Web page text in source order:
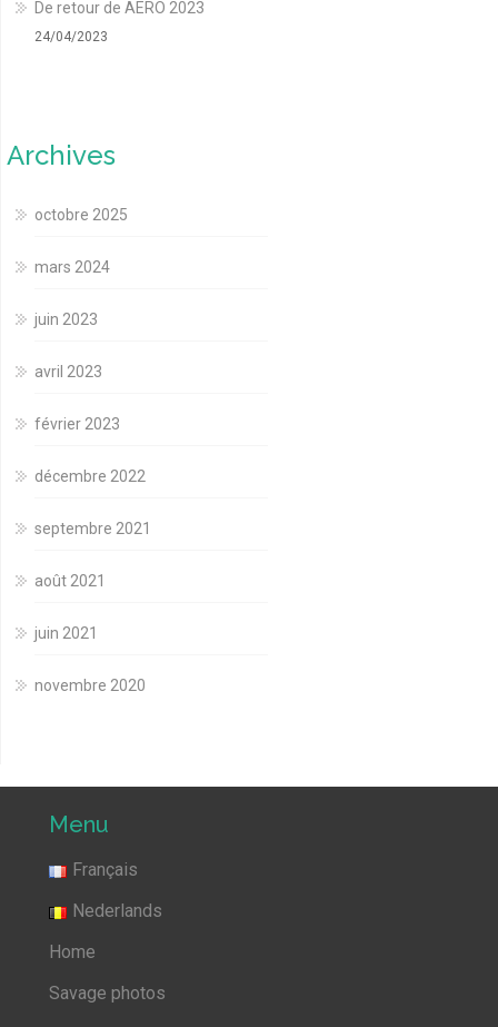
De retour de AERO 2023
24/04/2023
Archives
octobre 2025
mars 2024
juin 2023
avril 2023
février 2023
décembre 2022
septembre 2021
août 2021
juin 2021
novembre 2020
Menu
Français
Nederlands
Home
Savage photos